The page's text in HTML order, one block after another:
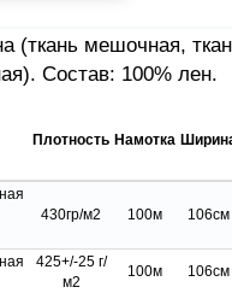
(ткань мешочная,
Состав: 100% лен.
Плотность Намотка
430гр/м2 100м 106см
425+/-25 г/
м2
100м 106см